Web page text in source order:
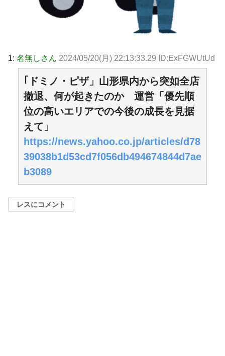
1: 名無しさん 2024/05/20(月) 22:13:33.29 ID:ExFGWUtUd
｢ドミノ・ピザ」山形県内から突如全店
撤退、何が起きたのか 運営「優先順
位の高いエリアでの今後の成長を見据
えて」
https://news.yahoo.co.jp/articles/d78
39038b1d53cd7f056db494674844d7ae
b3089
レスにコメント